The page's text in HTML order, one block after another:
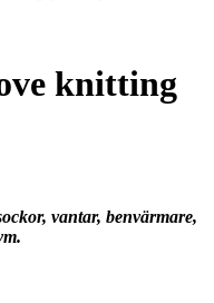
knitting
vantar, benvärmare,